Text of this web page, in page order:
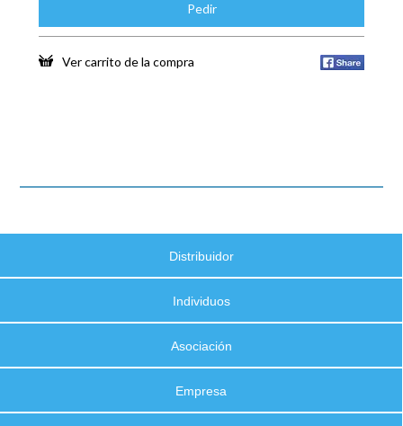
Pedir
Ver carrito de la compra
Distribuidor
Individuos
Asociación
Empresa